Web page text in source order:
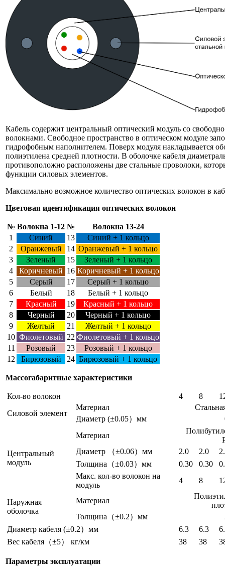
Кабель содержит центральный оптический модуль со
волокнами. Свободное пространство в оптическом модуле
гидрофобным наполнителем. Поверх модуля накладывается
полиэтилена средней плотности. В оболочке кабеля
противоположно расположены две стальные проволоки,
функции силовых элементов.
Максимально возможное количество оптических волокон в
Цветовая идентификация оптических волокон
№ Волокна 1-12 №
Волокна 13-24
1
Синий 13
Синий + 1 кольцо
2
Оранжевый 14 Оранжевый + 1 кольцо
3
Зеленый 15
Зеленый + 1 кольцо
4
Коричневый 16 Коричневый + 1 кольцо
5
Серый 17
Серый + 1 кольцо
6
Белый 18
Белый + 1 кольцо
7
Красный 19
Красный + 1 кольцо
8
Черный 20
Черный + 1 кольцо
9
Желтый 21
Желтый + 1 кольцо
10 Фиолетовый 22 Фиолетовый + 1 кольцо
11
Розовый 23
Розовый + 1 кольцо
12
Бирюзовый 24 Бирюзовый + 1 кольцо
Массогабаритные характеристики
Кол-во волокон 4 8
Силовой элемент
Материал
Диаметр (±0.05）мм
Центральный
модуль
Материал
Диаметр （±0.06）мм
2.0 2.0
Толщина（±0.03）мм
0.30 0.30
Макс. кол-во волокон на
модуль
4 8
Наружная
оболочка
Материал
Толщина（±0.2）мм
Диаметр кабеля (±0.2）мм
6.3 6.3
Вес кабеля（±5） кг/км
38 38
Параметры эксплуатации